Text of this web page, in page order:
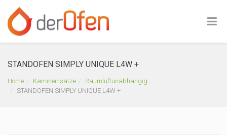
STANDOFEN SIMPLY UNIQUE L4W +
Home Kamineinsätze
Raumluftunabhängig
STANDOFEN SIMPLY UNIQUE L4W +